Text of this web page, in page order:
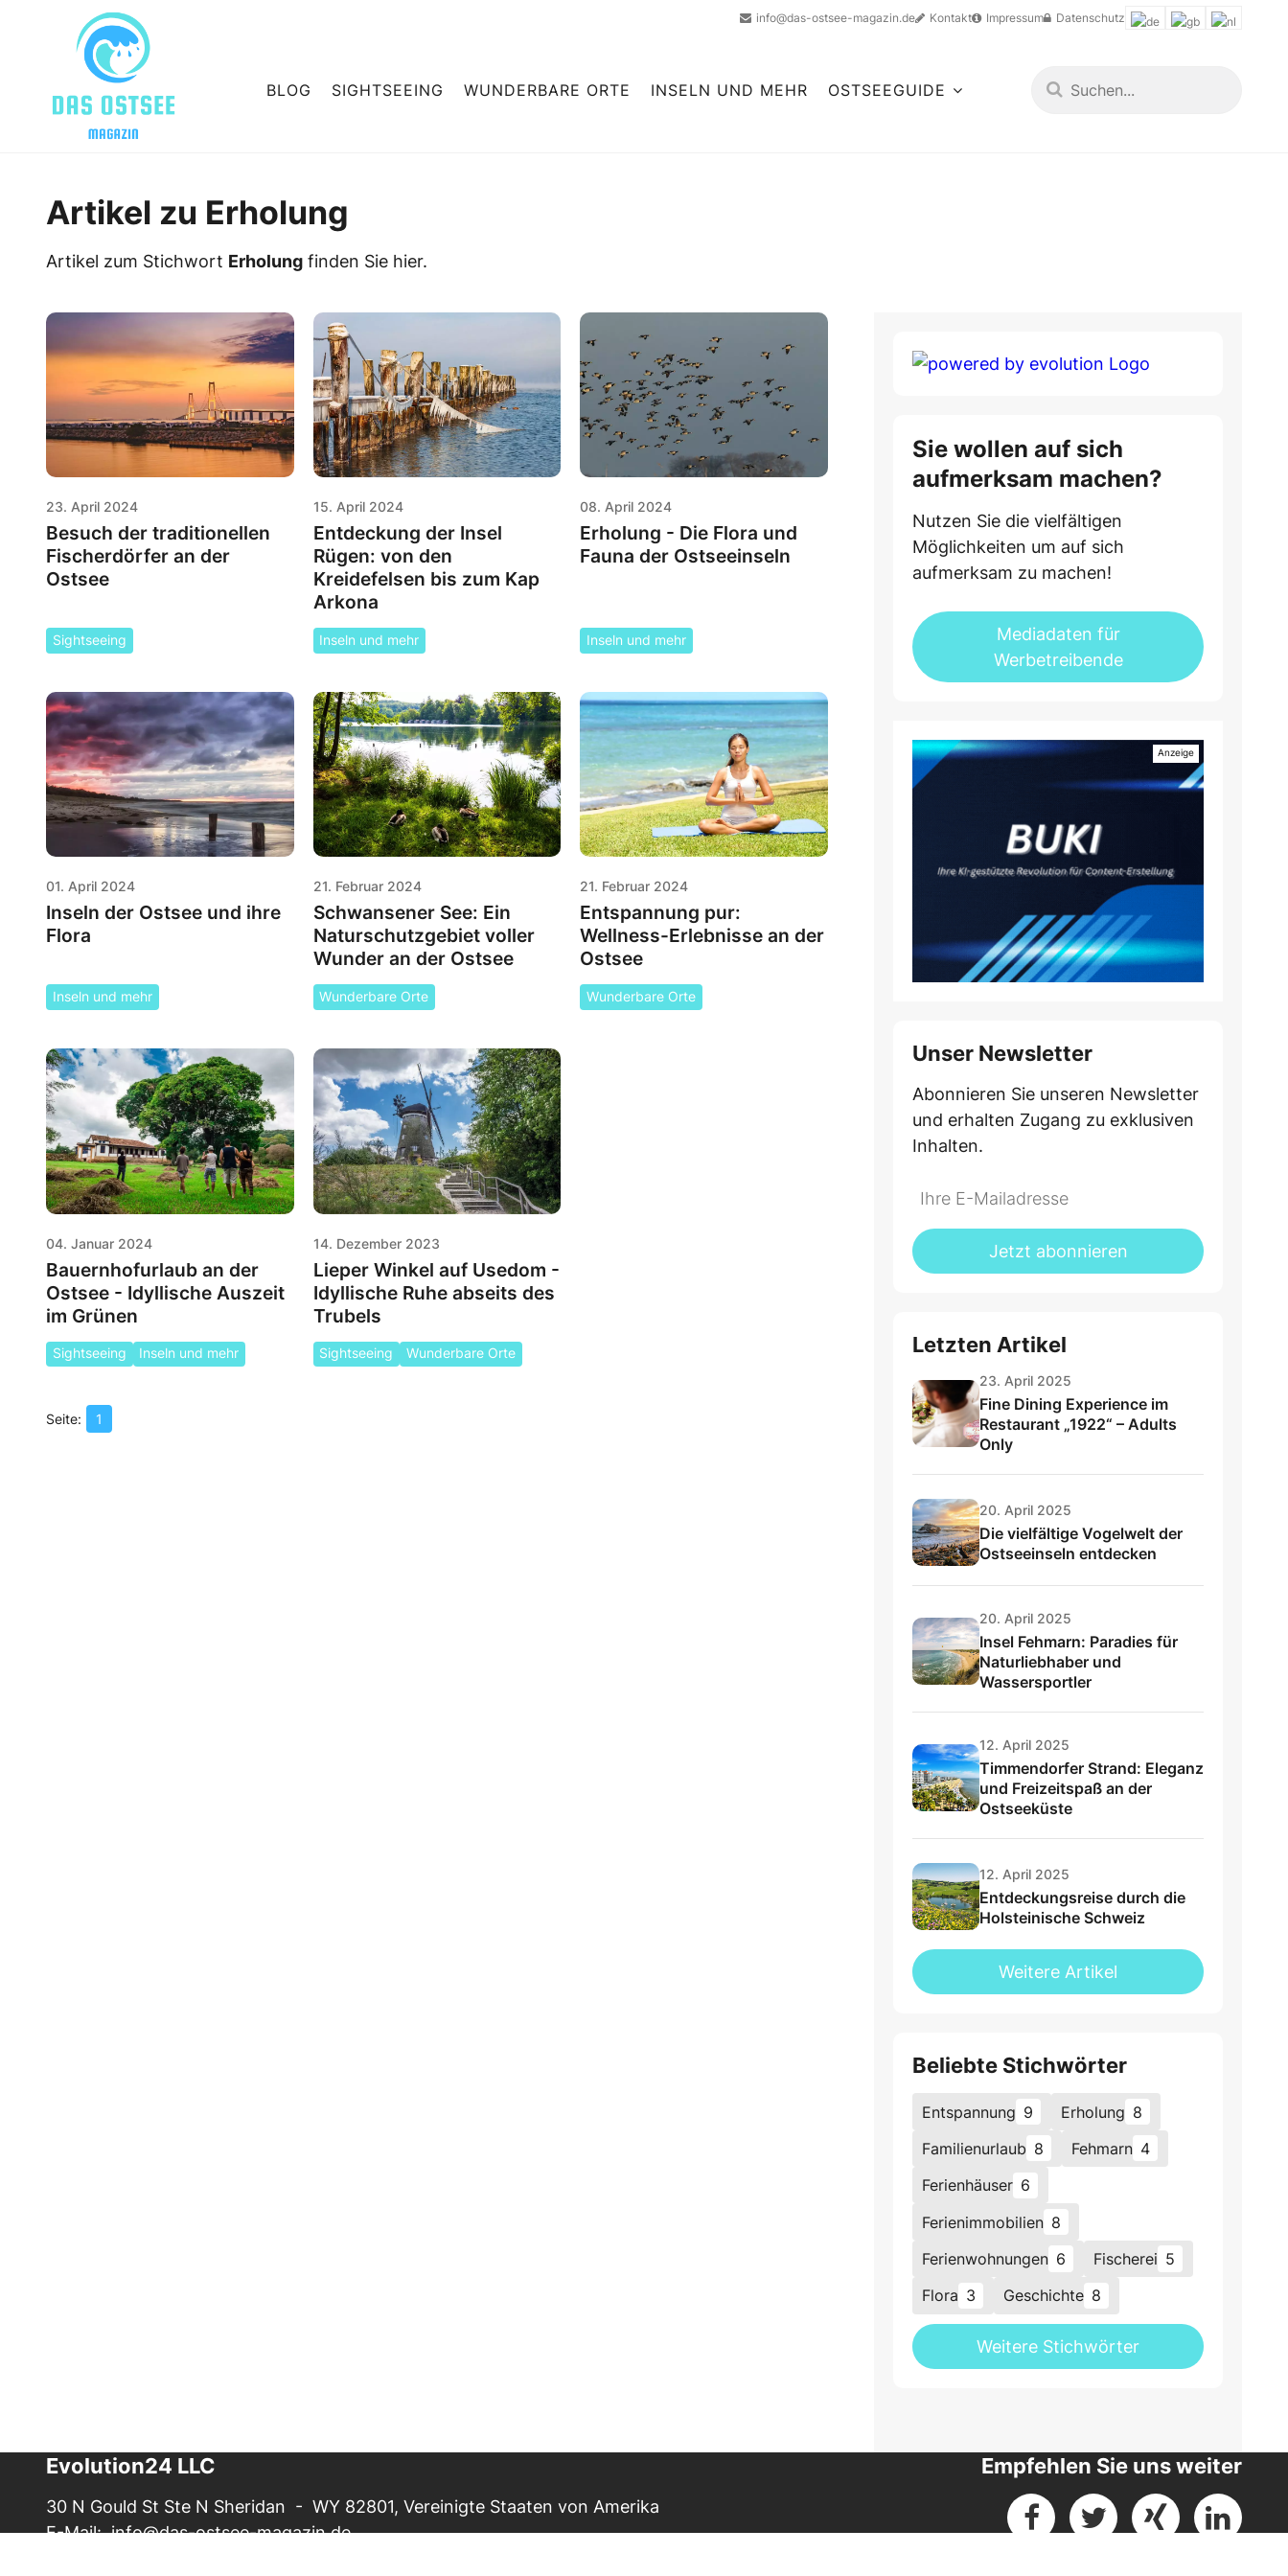
info@das-ostsee-magazin.de Kontakt Impressum Datenschutz
BLOG SIGHTSEEING WUNDERBARE ORTE INSELN UND MEHR OSTSEEGUIDE
Artikel zu Erholung
Artikel zum Stichwort Erholung finden Sie hier.
23. April 2024
Besuch der traditionellen
Fischerdörfer an der
Ostsee
Sightseeing
15. April 2024
Entdeckung der Insel
Rügen: von den
Kreidefelsen bis zum Kap
Arkona
Inseln und mehr
08. April 2024
Erholung - Die Flora und
Fauna der Ostseeinseln
Inseln und mehr
01. April 2024
Inseln der Ostsee und ihre
Flora
Inseln und mehr
21. Februar 2024
Schwansener See: Ein
Naturschutzgebiet voller
Wunder an der Ostsee
Wunderbare Orte
21. Februar 2024
Entspannung pur:
Wellness-Erlebnisse an der
Ostsee
Wunderbare Orte
04. Januar 2024
Bauernhofurlaub an der
Ostsee - Idyllische Auszeit
im Grünen
Sightseeing Inseln und mehr
14. Dezember 2023
Lieper Winkel auf Usedom -
Idyllische Ruhe abseits des
Trubels
Sightseeing Wunderbare Orte
1
Sie wollen auf sich
aufmerksam machen?
Nutzen Sie die vielfältigen
Möglichkeiten um auf sich
aufmerksam zu machen!
Mediadaten für
Werbetreibende
Unser Newsletter
Abonnieren Sie unseren Newsletter
und erhalten Zugang zu exklusiven
Inhalten.
Jetzt abonnieren
Letzten Artikel
23. April 2025
Fine Dining Experience im
Restaurant „1922“ – Adults
Only
20. April 2025
Die vielfältige Vogelwelt der
Ostseeinseln entdecken
20. April 2025
Insel Fehmarn: Paradies für
Naturliebhaber und
Wassersportler
12. April 2025
Timmendorfer Strand: Eleganz
und Freizeitspaß an der
Ostseeküste
12. April 2025
Entdeckungsreise durch die
Holsteinische Schweiz
Weitere Artikel
Beliebte Stichwörter
Entspannung 9 Erholung 8
Familienurlaub 8 Fehmarn 4
Ferienhäuser 6
Ferienimmobilien 8
Ferienwohnungen 6 Fischerei 5
Flora 3 Geschichte 8
Weitere Stichwörter
Evolution24 LLC
30 N Gould St Ste N Sheridan - WY 82801, Vereinigte Staaten von Amerika
E-Mail:info@das-ostsee-magazin.de
Empfehlen Sie uns weiter